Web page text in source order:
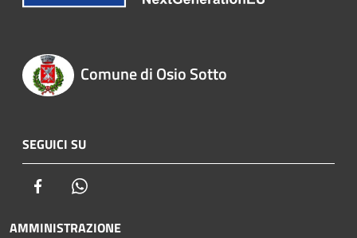
Comune di Osio Sotto
SEGUICI SU
Facebook
AMMINISTRAZIONE